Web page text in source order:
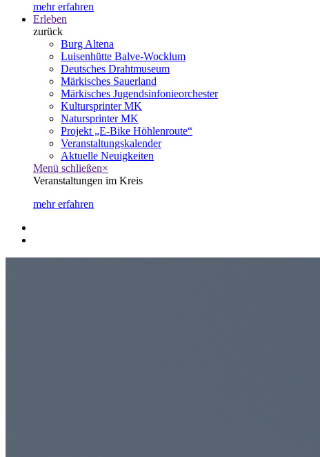
mehr erfahren
Erleben
zurück
Burg Altena
Luisenhütte Balve-Wocklum
Deutsches Drahtmuseum
Märkisches Sauerland
Märkisches Jugendsinfonieorchester
Kultursprinter MK
Natursprinter MK
Projekt „E-Bike Höhlenroute“
Veranstaltungskalender
Aktuelle Neuigkeiten
Menü schließen×
Veranstaltungen im Kreis
mehr erfahren